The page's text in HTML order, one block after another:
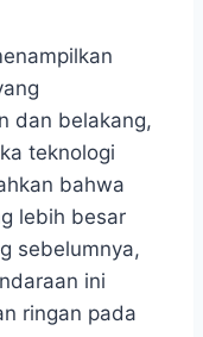
dan belakang,
teknologi
bahwa
lebih besar
sebelumnya,
ini
ringan pada